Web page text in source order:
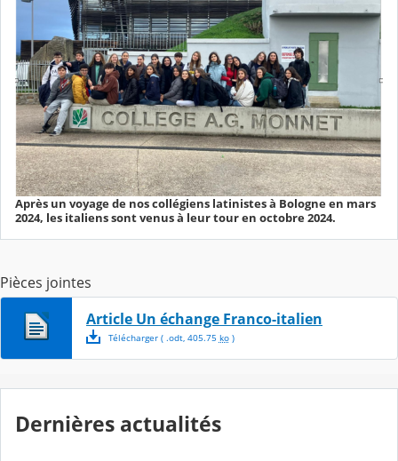
Après un voyage de nos collégiens latinistes à Bologne en mars
2024, les italiens sont venus à leur tour en octobre 2024.
Pièces jointes
Article Un échange Franco-italien
Télécharger( .odt, 405.75 ko)
Dernières actualités